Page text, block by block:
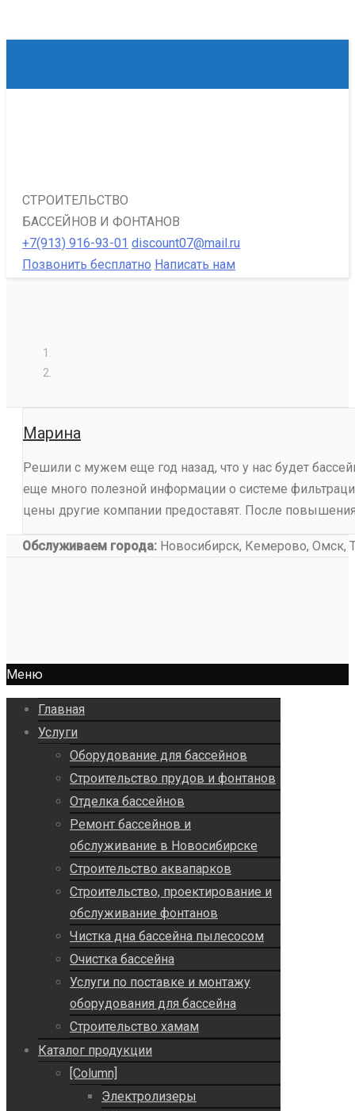
СТРОИТЕЛЬСТВО
БАССЕЙНОВ И ФОНТАНОВ
+7(913) 916-93-01 discount07@mail.ru
Позвонить бесплатно Написать нам
Марина
Решили с мужем еще год назад, что у нас будет
еще много полезной информации о системе
цены другие компании предоставят. После
Обслуживаем города: Новосибирск, Кемерово, Омск,
Меню
Главная
Услуги
Оборудование для бассейнов
Строительство прудов и фонтанов
Отделка бассейнов
Ремонт бассейнов и
обслуживание в Новосибирске
Строительство аквапарков
Строительство, проектирование и
обслуживание фонтанов
Чистка дна бассейна пылесосом
Очистка бассейна
Услуги по поставке и монтажу
оборудования для бассейна
Строительство хамам
Каталог продукции
[Column]
Электролизеры